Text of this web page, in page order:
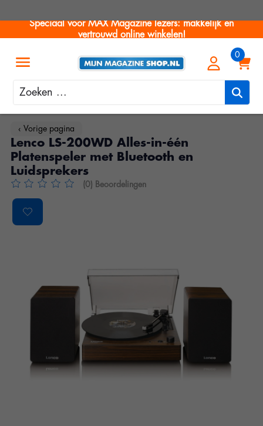
Speciaal voor MAX Magazine lezers: makkelijk en
vertrouwd online winkelen!
Zoeken
‹ Vorige pagina
Lenco LS-200WD Alles-in-één
Platenspeler met Bluetooth en
Luidsprekers
De beoordeling van dit product is0van de 5
(0) Beoordelingen
Product image slideshow Items